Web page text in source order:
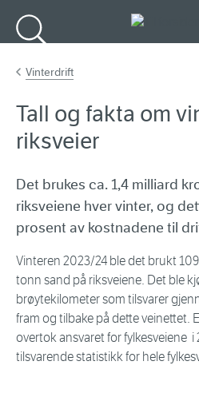
Vinterdrift
Tall og fakta om
riksveier
Det brukes ca. 1,4 milliard
riksveiene hver vinter, og
prosent av kostnadene til
Vinteren 2023/24 ble det brukt
tonn sand på riksveiene. Det ble
brøytekilometer som tilsvarer
fram og tilbake på dette veinettet.
overtok ansvaret for fylkesveiene
tilsvarende statistikk for hele